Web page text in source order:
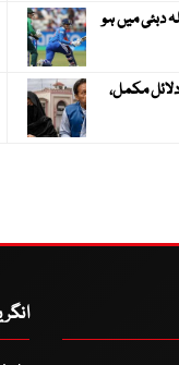
مقابلہ دبئی میں ہو
مکمل،